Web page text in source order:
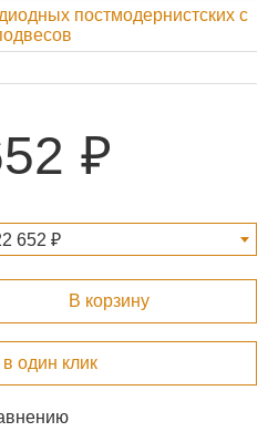
постмодернистских с
652 ₽